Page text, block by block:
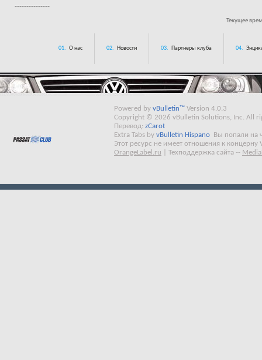
---------------
Текущее
01. О нас 02. Новости 03. Партнеры клуба 04.
Powered by vBulletin™ Version 4.0.3
Copyright © 2026 vBulletin Solutions, Inc. All
Перевод: zCarot
Extra Tabs by vBulletin Hispano
Вы попали на
Этот ресурс не имеет отношения к концерну
OrangeLabel.ru
Техподдержка сайта --